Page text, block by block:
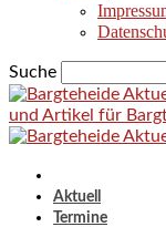
Suche
und Artikel für
Aktuell
Termine